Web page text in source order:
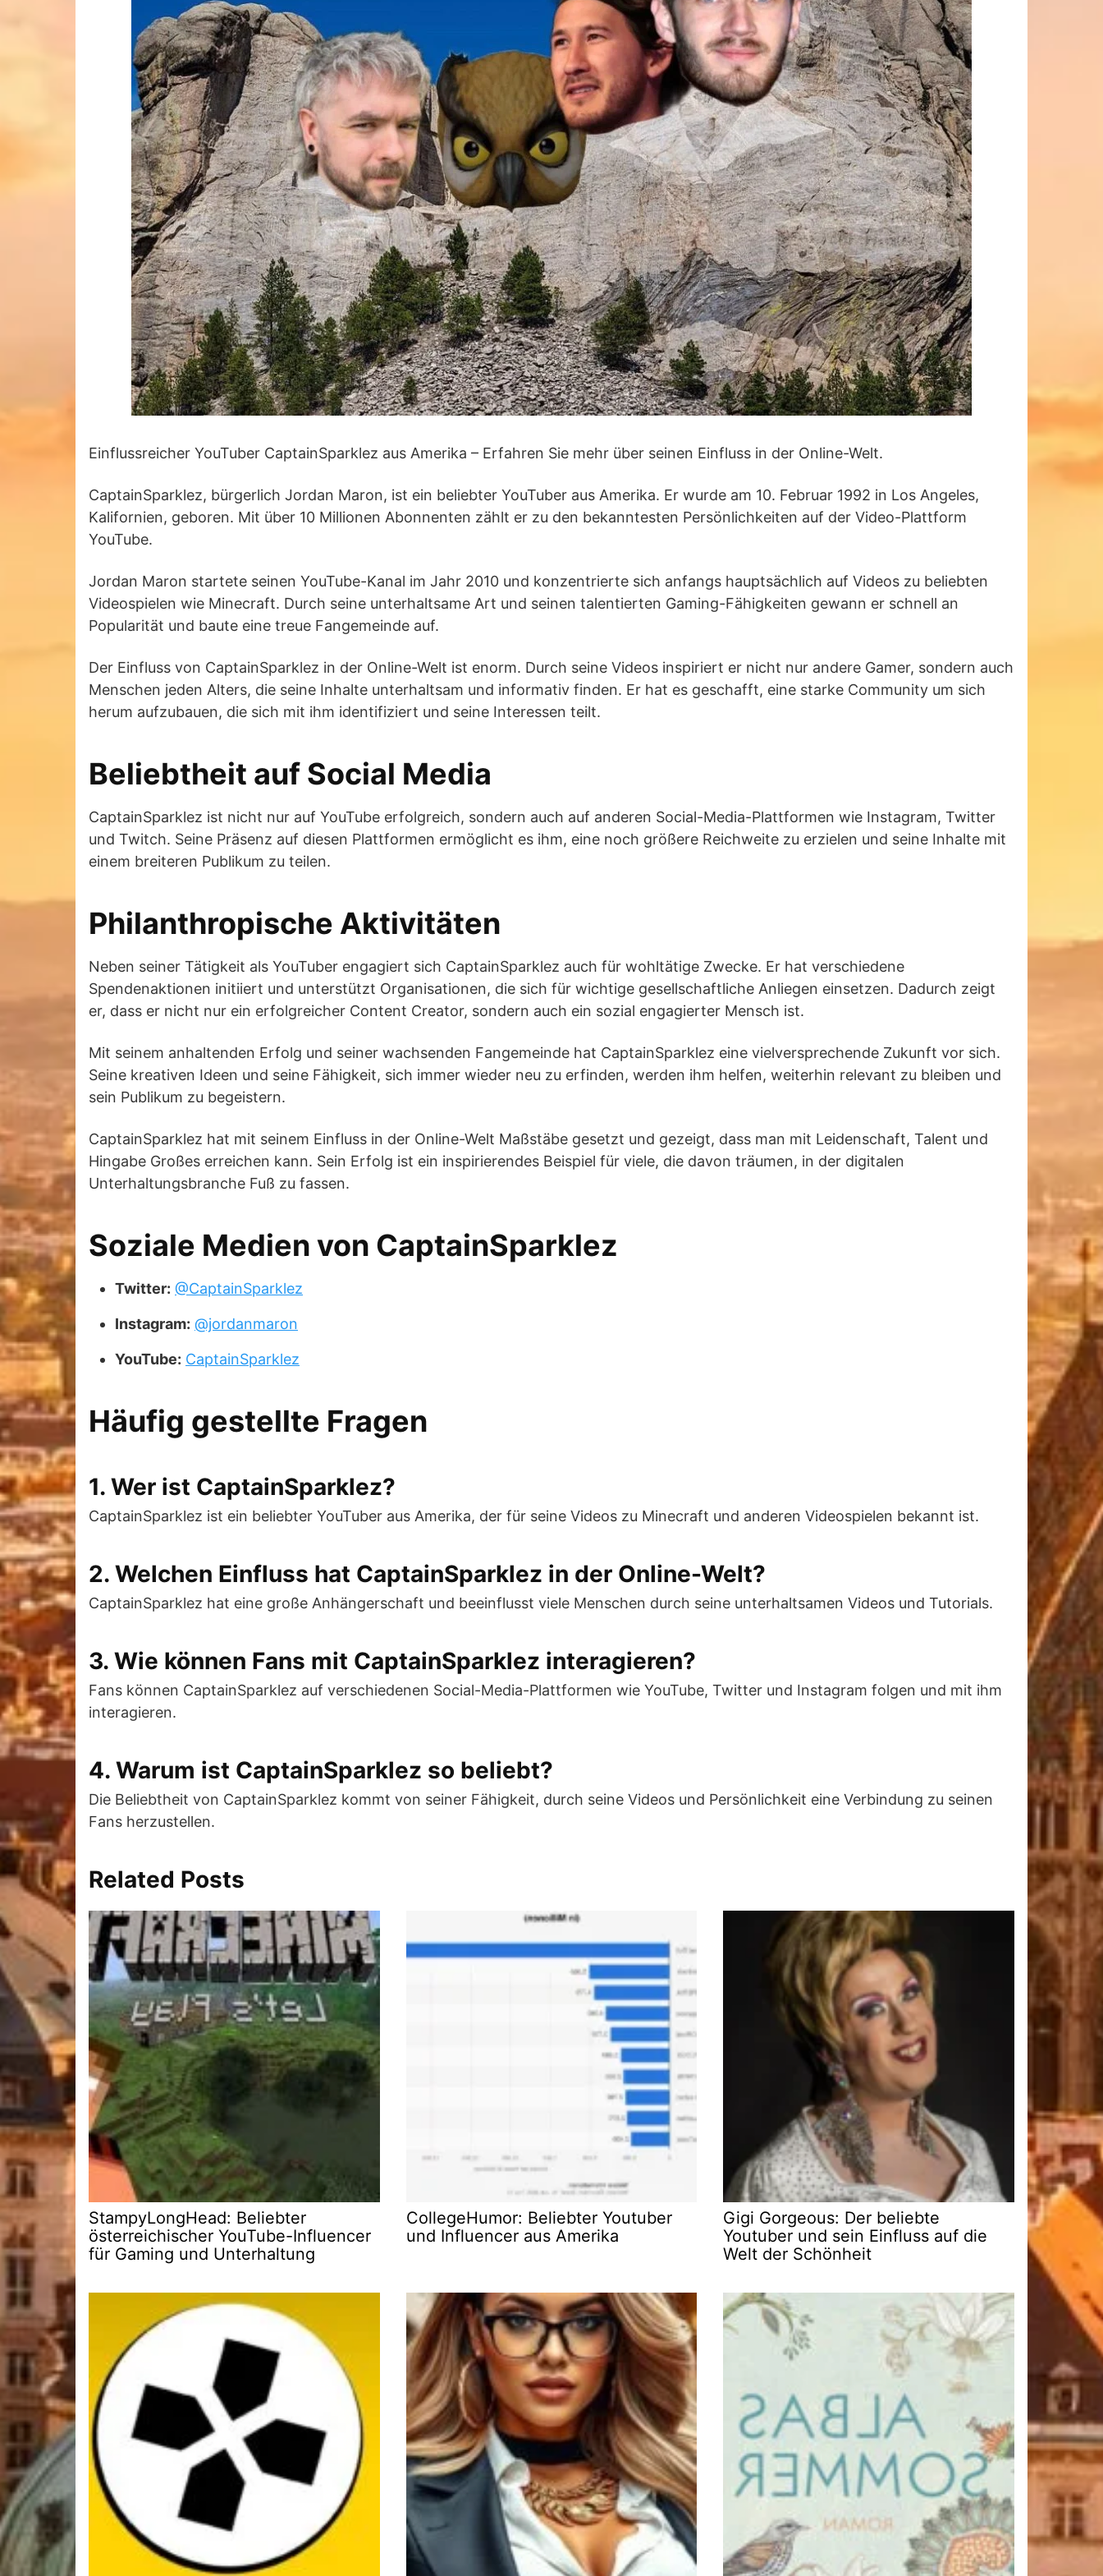
Einflussreicher YouTuber CaptainSparklez aus Amerika – Erfahren Sie mehr über seinen Einfluss in der Online-Welt.
CaptainSparklez, bürgerlich Jordan Maron, ist ein beliebter YouTuber aus Amerika. Er wurde am 10. Februar 1992 in Los Angeles,
Kalifornien, geboren. Mit über 10 Millionen Abonnenten zählt er zu den bekanntesten Persönlichkeiten auf der Video-Plattform
YouTube.
Jordan Maron startete seinen YouTube-Kanal im Jahr 2010 und konzentrierte sich anfangs hauptsächlich auf Videos zu beliebten
Videospielen wie Minecraft. Durch seine unterhaltsame Art und seinen talentierten Gaming-Fähigkeiten gewann er schnell an
Popularität und baute eine treue Fangemeinde auf.
Der Einfluss von CaptainSparklez in der Online-Welt ist enorm. Durch seine Videos inspiriert er nicht nur andere Gamer, sondern auch
Menschen jeden Alters, die seine Inhalte unterhaltsam und informativ finden. Er hat es geschafft, eine starke Community um sich
herum aufzubauen, die sich mit ihm identifiziert und seine Interessen teilt.
Beliebtheit auf Social Media
CaptainSparklez ist nicht nur auf YouTube erfolgreich, sondern auch auf anderen Social-Media-Plattformen wie Instagram, Twitter
und Twitch. Seine Präsenz auf diesen Plattformen ermöglicht es ihm, eine noch größere Reichweite zu erzielen und seine Inhalte mit
einem breiteren Publikum zu teilen.
Philanthropische Aktivitäten
Neben seiner Tätigkeit als YouTuber engagiert sich CaptainSparklez auch für wohltätige Zwecke. Er hat verschiedene
Spendenaktionen initiiert und unterstützt Organisationen, die sich für wichtige gesellschaftliche Anliegen einsetzen. Dadurch zeigt
er, dass er nicht nur ein erfolgreicher Content Creator, sondern auch ein sozial engagierter Mensch ist.
Mit seinem anhaltenden Erfolg und seiner wachsenden Fangemeinde hat CaptainSparklez eine vielversprechende Zukunft vor sich.
Seine kreativen Ideen und seine Fähigkeit, sich immer wieder neu zu erfinden, werden ihm helfen, weiterhin relevant zu bleiben und
sein Publikum zu begeistern.
CaptainSparklez hat mit seinem Einfluss in der Online-Welt Maßstäbe gesetzt und gezeigt, dass man mit Leidenschaft, Talent und
Hingabe Großes erreichen kann. Sein Erfolg ist ein inspirierendes Beispiel für viele, die davon träumen, in der digitalen
Unterhaltungsbranche Fuß zu fassen.
Soziale Medien von CaptainSparklez
Twitter: @CaptainSparklez
Instagram: @jordanmaron
YouTube: CaptainSparklez
Häufig gestellte Fragen
1. Wer ist CaptainSparklez?
CaptainSparklez ist ein beliebter YouTuber aus Amerika, der für seine Videos zu Minecraft und anderen Videospielen bekannt ist.
2. Welchen Einfluss hat CaptainSparklez in der Online-Welt?
CaptainSparklez hat eine große Anhängerschaft und beeinflusst viele Menschen durch seine unterhaltsamen Videos und Tutorials.
3. Wie können Fans mit CaptainSparklez interagieren?
Fans können CaptainSparklez auf verschiedenen Social-Media-Plattformen wie YouTube, Twitter und Instagram folgen und mit ihm
interagieren.
4. Warum ist CaptainSparklez so beliebt?
Die Beliebtheit von CaptainSparklez kommt von seiner Fähigkeit, durch seine Videos und Persönlichkeit eine Verbindung zu seinen
Fans herzustellen.
Related Posts
StampyLongHead: Beliebter
österreichischer YouTube-Influencer
für Gaming und Unterhaltung
CollegeHumor: Beliebter Youtuber
und Influencer aus Amerika
Gigi Gorgeous: Der beliebte
Youtuber und sein Einfluss auf die
Welt der Schönheit